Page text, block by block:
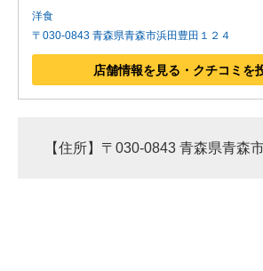
洋食
〒030-0843 青森県青森市浜田豊田１２４
店舗情報を見る・クチコミを
【住所】〒030-0843 青森県青森